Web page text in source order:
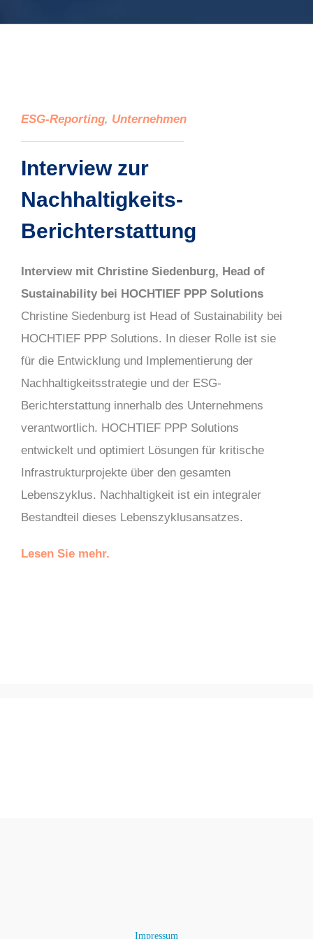
ESG-Reporting, Unternehmen
Interview zur
Nachhaltigkeits-
Berichterstattung
Interview mit Christine Siedenburg, Head of
Sustainabilitybei HOCHTIEFPPP Solutions
Christine Siedenburg ist Head of Sustainability bei
HOCHTIEF PPP Solutions. In dieser Rolle ist sie
für die Entwicklung und Implementierung der
Nachhaltigkeitsstrategie und der ESG-
Berichterstattung innerhalb des Unternehmens
verantwortlich. HOCHTIEF PPP Solutions
entwickelt und optimiert Lösungen für kritische
Infrastrukturprojekte über den gesamten
Lebenszyklus. Nachhaltigkeit ist ein integraler
Bestandteil dieses Lebenszyklusansatzes.
Lesen Sie mehr.
Impressum